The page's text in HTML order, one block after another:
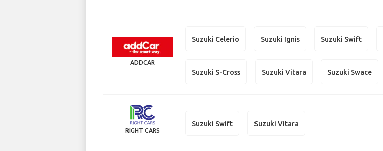
ADDCAR
Suzuki Celerio Suzuki Ignis Suzuki Swift
Suzuki S-Cross Suzuki Vitara Suzuki Swace
RIGHT CARS
Suzuki Swift Suzuki Vitara